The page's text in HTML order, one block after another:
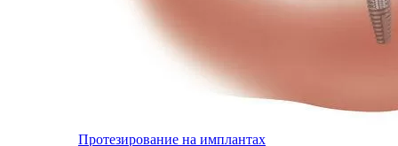
Протезирование на имплантах